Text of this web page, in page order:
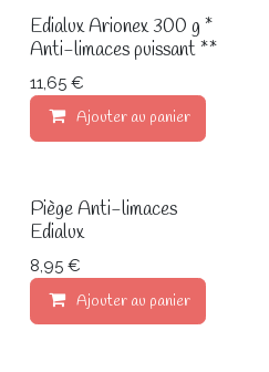
Edialux Arionex 300 g *
Anti-limaces puissant **
11,65 €
Ajouter au panier
Piège Anti-limaces
Edialux
8,95 €
Ajouter au panier